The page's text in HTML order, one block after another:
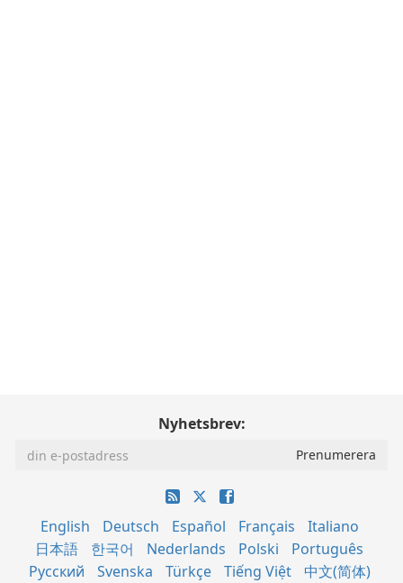
Nyhetsbrev:
English Deutsch Español Français
Italiano
日本語
한국어 Nederlands Polski
Português
Русский
Svenska Türkçe Tiếng Việt
中文(简体)